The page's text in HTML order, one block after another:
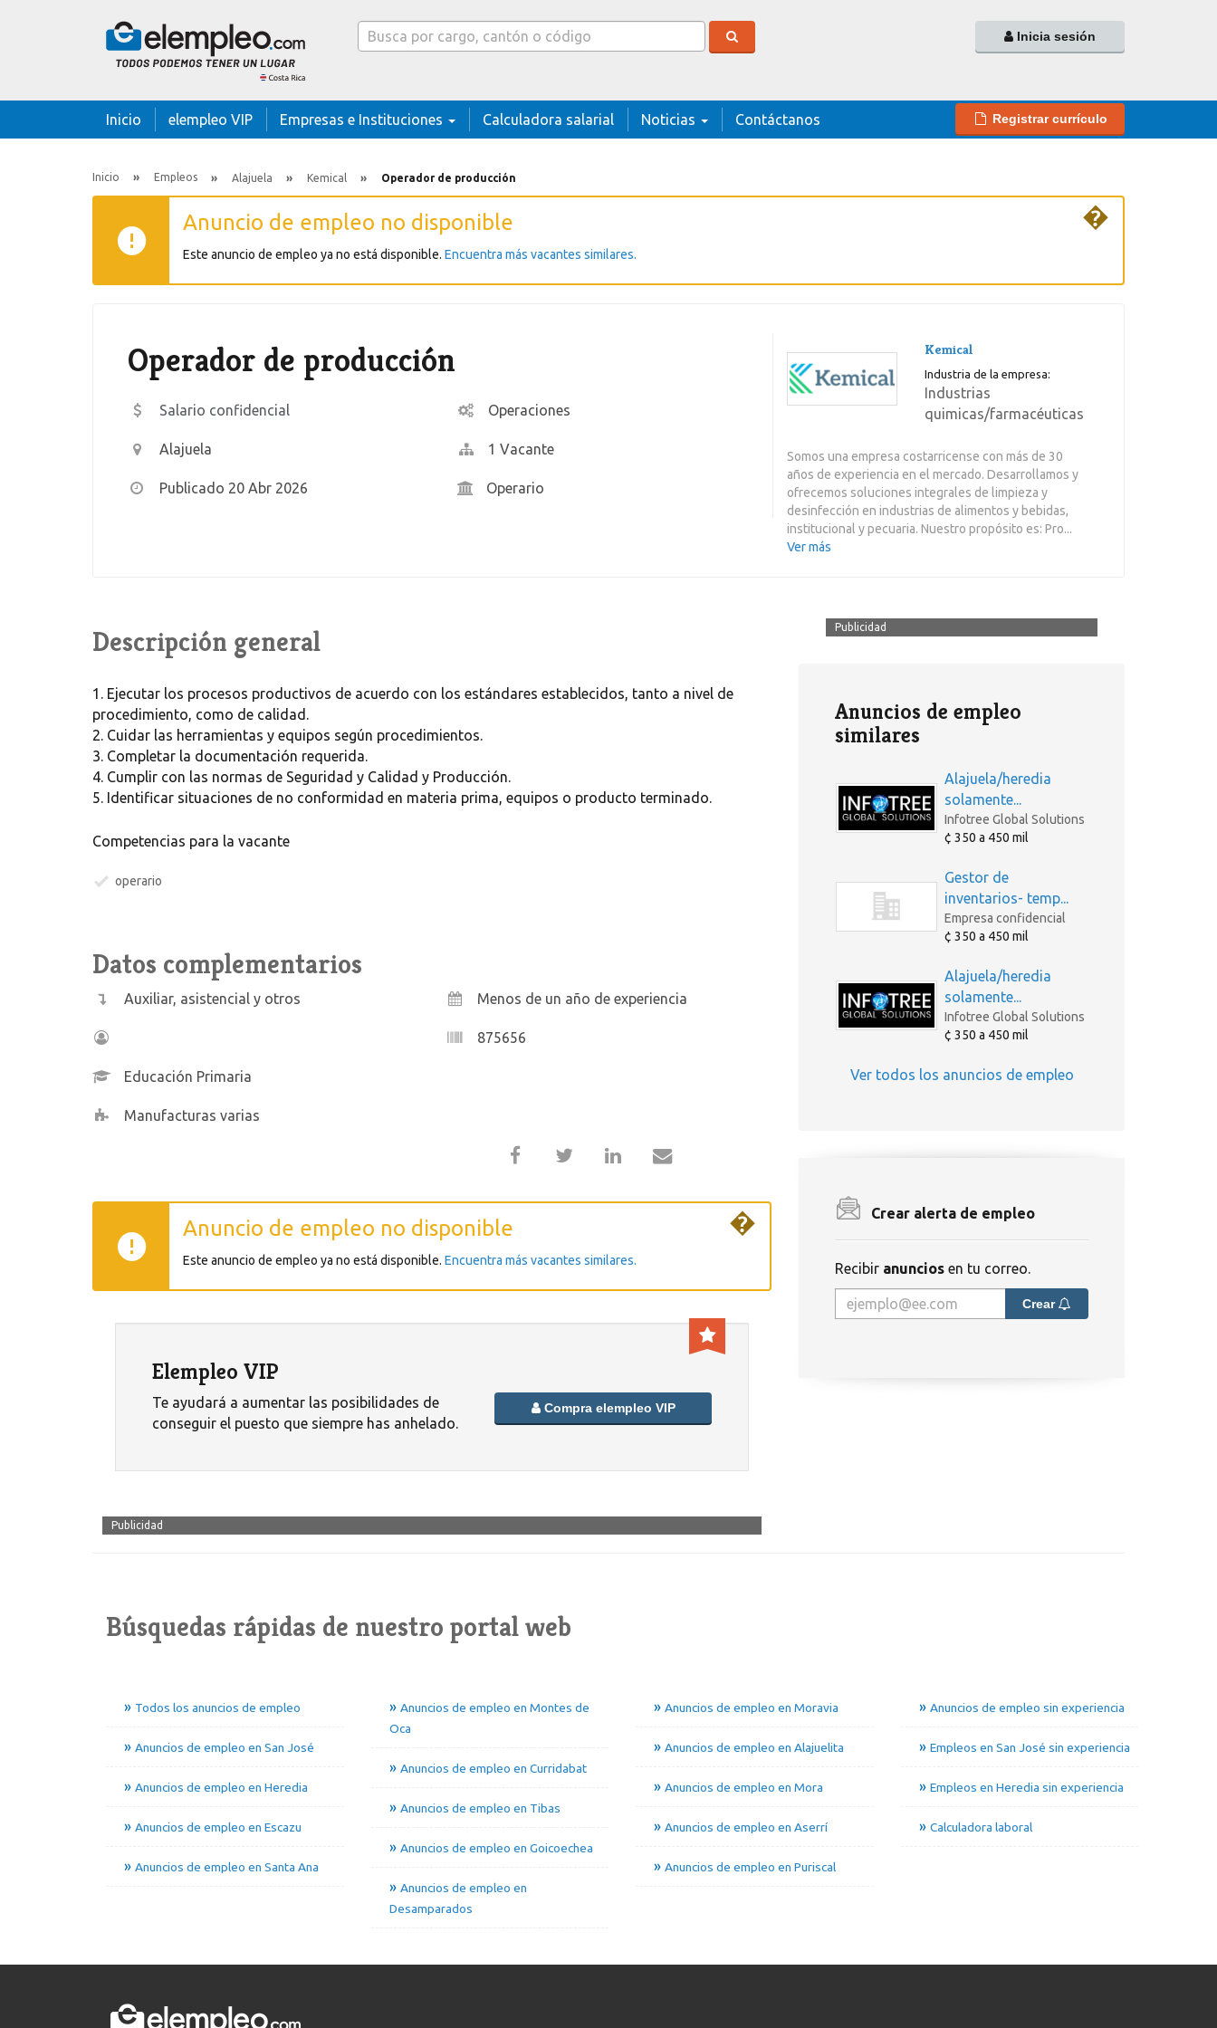
Caja
buscador
Inicia sesión
Inicio elempleo VIP Empresas e Instituciones Calculadora salarial Noticias Contáctanos Registrar currículo
Inicio Empleos Alajuela Kemical Operador de producción
Anuncio de empleo no disponible
Este anuncio de empleo ya no está disponible. Encuentra más vacantes similares.
�
Operador de producción
Salario confidencial
Alajuela
Publicado 20 Abr 2026
Operaciones
1 Vacante
Operario
Kemical
Industria de la empresa:
Industrias
quimicas/farmacéuticas
Somos una empresa costarricense con más de 30
años de experiencia en el mercado. Desarrollamos y
ofrecemos soluciones integrales de limpieza y
desinfección en industrias de alimentos y bebidas,
institucional y pecuaria. Nuestro propósito es: Pro...
Ver más
Descripción general
1. Ejecutar los procesos productivos de acuerdo con los estándares establecidos, tanto a nivel de
procedimiento, como de calidad.
2. Cuidar las herramientas y equipos según procedimientos.
3. Completar la documentación requerida.
4. Cumplir con las normas de Seguridad y Calidad y Producción.
5. Identificar situaciones de no conformidad en materia prima, equipos o producto terminado.
Competencias para la vacante
operario
Datos complementarios
Auxiliar, asistencial y otros
Educación Primaria
Manufacturas varias
Menos de un año de experiencia
875656
Anuncio de empleo no disponible
Este anuncio de empleo ya no está disponible. Encuentra más vacantes similares.
�
Elempleo VIP
Te ayudará a aumentar las posibilidades de
conseguir el puesto que siempre has anhelado.
Compra elempleo VIP
Publicidad
Publicidad
Anuncios de empleo
similares
Alajuela/heredia
solamente...
Infotree Global Solutions
¢ 350 a 450 mil
Gestor de
inventarios- temp...
Empresa confidencial
¢ 350 a 450 mil
Alajuela/heredia
solamente...
Infotree Global Solutions
¢ 350 a 450 mil
Ver todos los anuncios de empleo
Crear alerta de empleo
Recibir anuncios en tu correo.
Crear
Búsquedas rápidas de nuestro portal web
Todos los anuncios de empleo
Anuncios de empleo en San José
Anuncios de empleo en Heredia
Anuncios de empleo en Escazu
Anuncios de empleo en Santa Ana
Anuncios de empleo en Montes de
Oca
Anuncios de empleo en Curridabat
Anuncios de empleo en Tibas
Anuncios de empleo en Goicoechea
Anuncios de empleo en
Desamparados
Anuncios de empleo en Moravia
Anuncios de empleo en Alajuelita
Anuncios de empleo en Mora
Anuncios de empleo en Aserrí
Anuncios de empleo en Puriscal
Anuncios de empleo sin experiencia
Empleos en San José sin experiencia
Empleos en Heredia sin experiencia
Calculadora laboral